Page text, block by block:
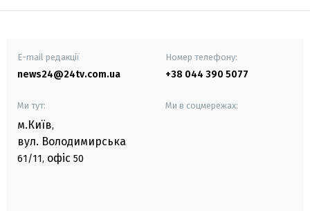
E-mail редакції
news24@24tv.com.ua
Номер телефону:
+38 044 390 5077
Ми тут:
м.Київ,
вул. Володимирська
61/11, офіс 50
Ми в соцмережах: